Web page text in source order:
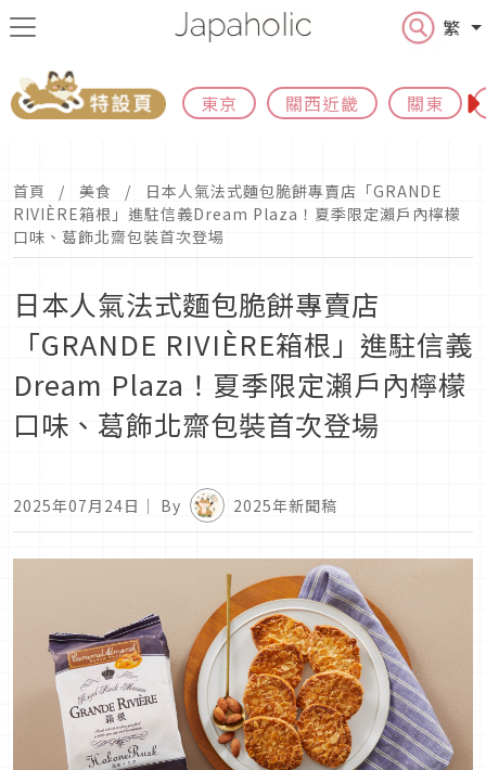
繁
東京 關西近畿 關東
首頁 美食
日本人氣法式麵包脆餅專賣店「GRANDE
RIVIÈRE箱根」進駐信義Dream Plaza！夏季限定瀨戶內檸檬
口味、葛飾北齋包裝首次登場
日本人氣法式麵包脆餅專賣店
「GRANDE RIVIÈRE箱根」進駐信義
Dream Plaza！夏季限定瀨戶內檸檬
口味、葛飾北齋包裝首次登場
2025年07月24日 ｜ By 2025年新聞稿